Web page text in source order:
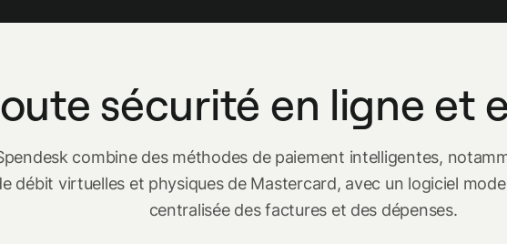
sécurité en ligne et
combine des méthodes de paiement intelligentes,
débit virtuelles et physiques de Mastercard, avec un logiciel
centralisée des factures et des dépenses.